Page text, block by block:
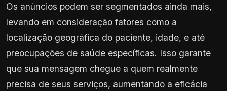
Os anúncios podem ser segmentados ainda mais,
levando em consideração fatores como a
localização geográfica do paciente, idade, e até
preocupações de saúde específicas. Isso garante
que sua mensagem chegue a quem realmente
precisa de seus serviços, aumentando a eficácia